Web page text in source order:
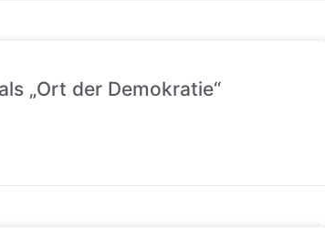
„Ort der Demokratie“